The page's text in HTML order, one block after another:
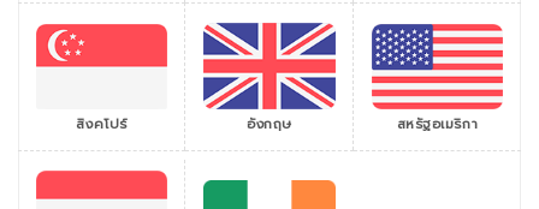
สิงคโปร์ อังกฤษ สหรัฐอเมริกา